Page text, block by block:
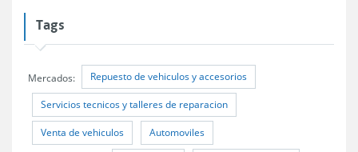
Tags
Mercados: Repuesto de vehiculos y accesorios
Servicios tecnicos y talleres de reparacion
Venta de vehiculos Automoviles